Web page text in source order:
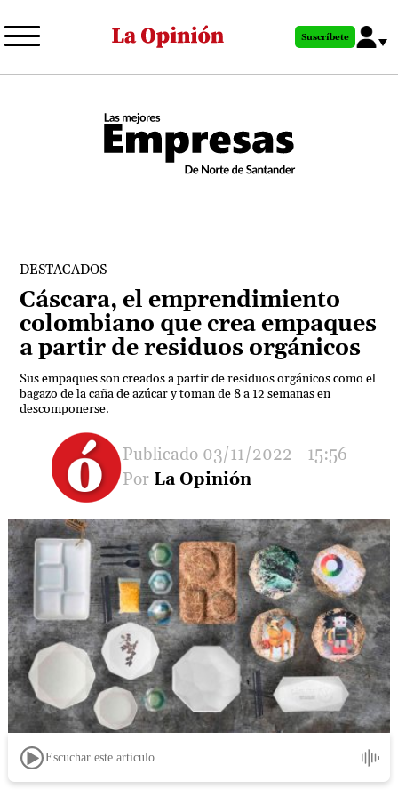
al
principal
Suscríbete
DESTACADOS
Cáscara, el emprendimiento
colombiano que crea empaques
a partir de residuos orgánicos
Sus empaques son creados a partir de residuos orgánicos como el
bagazo de la caña de azúcar y toman de 8 a 12 semanas en
descomponerse.
03/11/2022 - 15:56
La Opinión
Escuchar este artículo